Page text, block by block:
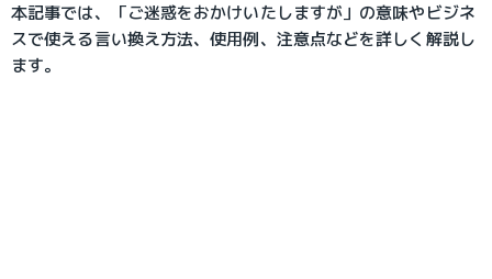
本記事では、「ご迷惑をおかけいたしますが」の意味やビジネ
スで使える言い換え方法、使用例、注意点などを詳しく解説し
ます。